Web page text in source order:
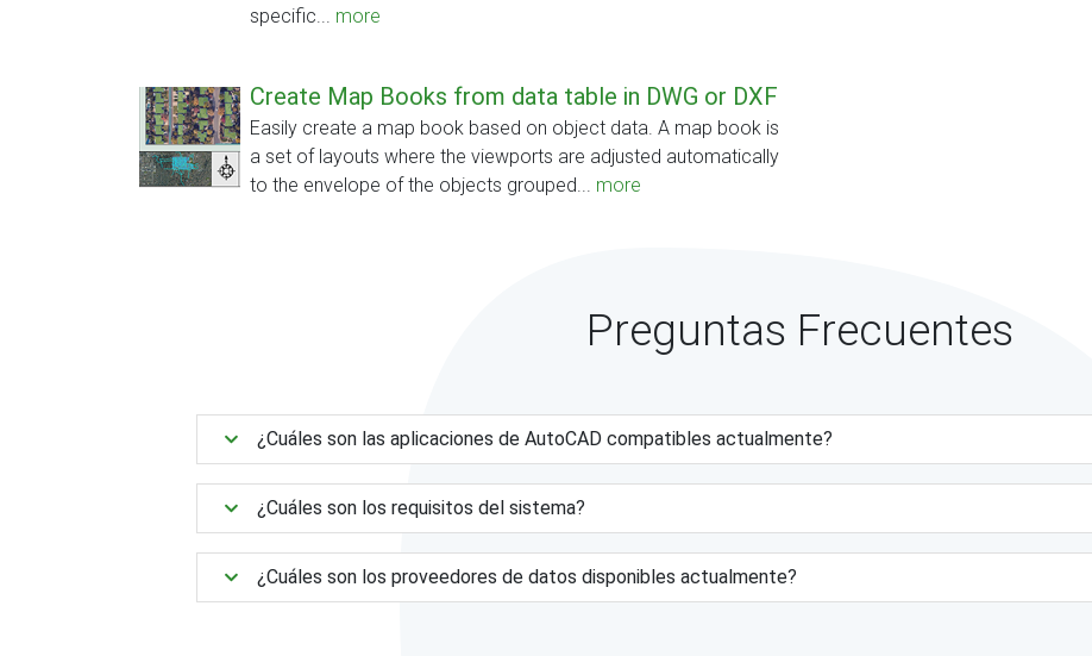
specific... more
Create Map Books from data table in DWG or DXF
Easily create a map book based on object data. A map book is
a set of layouts where the viewports are adjusted automatically
to the envelope of the objects grouped... more
Preguntas Frecuentes
¿Cuáles son las aplicaciones de AutoCAD compatibles actualmente?
¿Cuáles son los requisitos del sistema?
¿Cuáles son los proveedores de datos disponibles actualmente?